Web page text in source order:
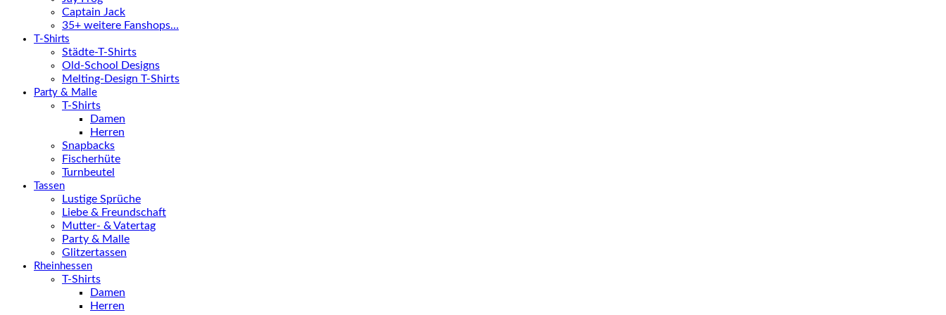
Captain Jack
35+ weitere Fanshops…
T-Shirts
Städte-T-Shirts
Old-School Designs
Melting-Design T-Shirts
Party & Malle
T-Shirts
Damen
Herren
Snapbacks
Fischerhüte
Turnbeutel
Tassen
Lustige Sprüche
Liebe & Freundschaft
Mutter- & Vatertag
Party & Malle
Glitzertassen
Rheinhessen
T-Shirts
Damen
Herren